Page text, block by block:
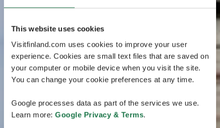
This website uses cookies
Visitfinland.com uses cookies to improve your user
experience. Cookies are small text files that are saved on
your computer or mobile device when you visit the site.
You can change your cookie preferences at any time.
Google processes data as part of the services we use.
Learn more: Google Privacy & Terms.